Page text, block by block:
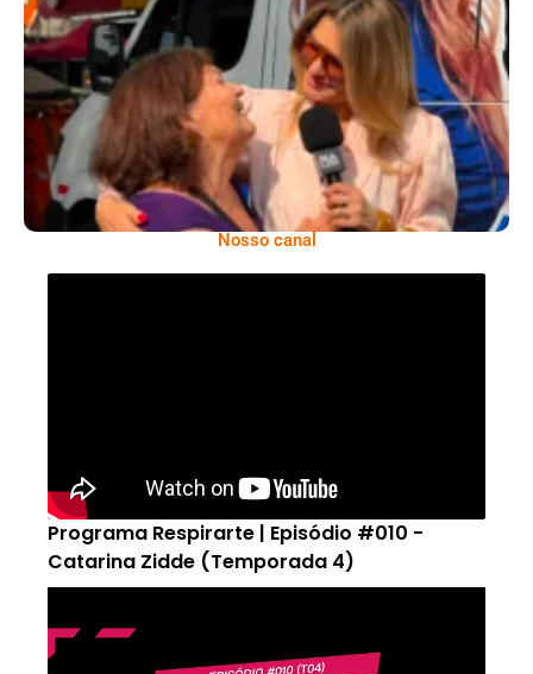
​Segurança Pública Lidera Queixas De
Moradores Do Rio Em Escuta Promovida Por
Antônia Fontenelle
Nosso canal
Programa Respirarte | Episódio #010 -
Catarina Zidde (Temporada 4)